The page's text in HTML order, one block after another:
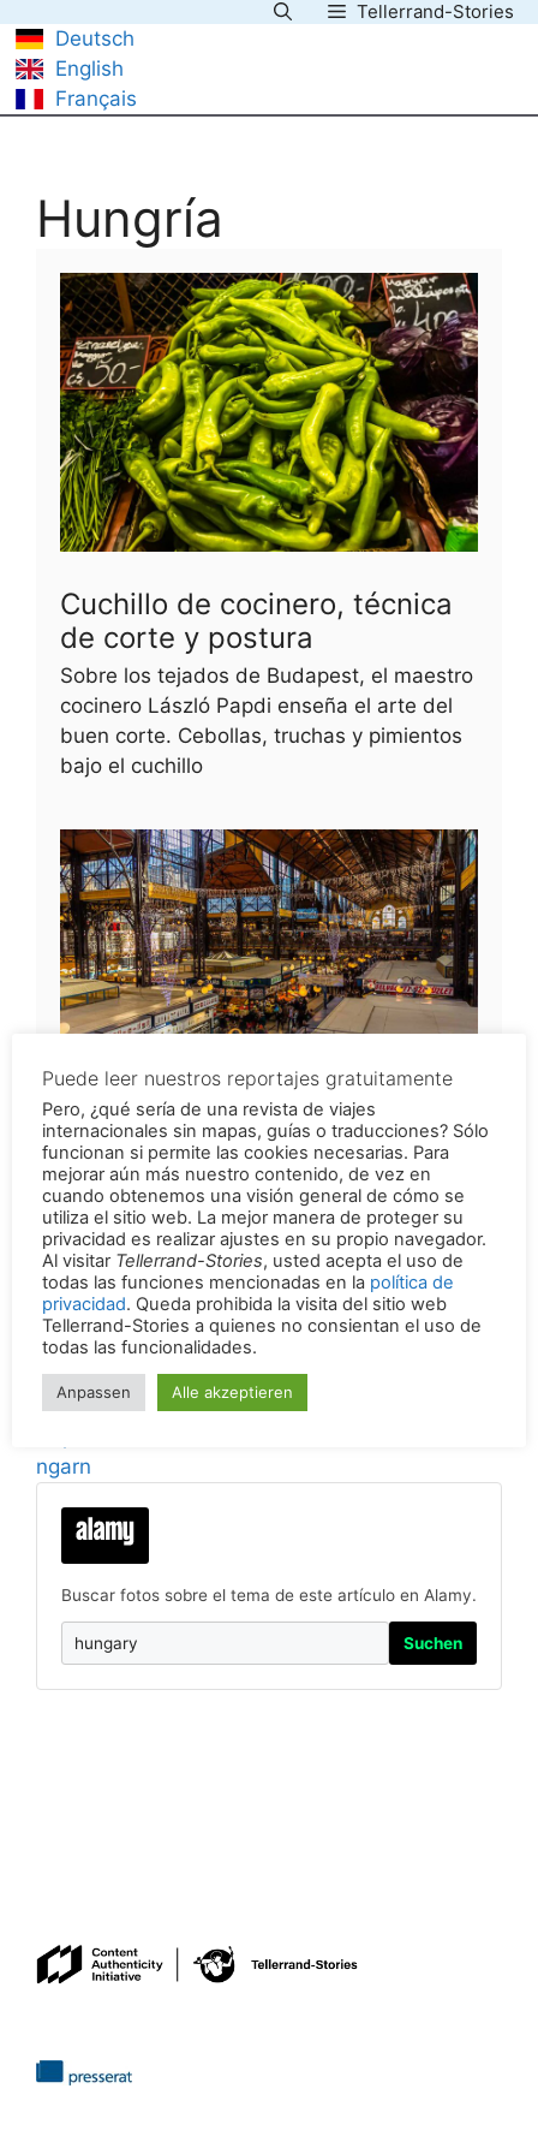
contenido
Tellerrand-Stories
Deutsch
English
Français
Hungría
Cuchillo de cocinero, técnica
de corte y postura
Sobre los tejados de Budapest, el maestro
cocinero László Papdi enseña el arte del
buen corte. Cebollas, truchas y pimientos
bajo el cuchillo
¡Halle-luja! Mercados de
tendencias alimentarias
En toda Europa, los mercados se están
convirtiendo en puntos de encuentro para
excursiones culinarias. Platos recién
preparados con productos regionales
atraen a los visitantes.
Permalink de la versión original en alemán:
ngarn
Buscar fotos sobre el tema de este artículo en Alamy.
Suchen
Puede leer nuestros reportajes gratuitamente
Pero, ¿qué sería de una revista de viajes
internacionales sin mapas, guías o traducciones? Sólo
funcionan si permite las cookies necesarias. Para
mejorar aún más nuestro contenido, de vez en
cuando obtenemos una visión general de cómo se
utiliza el sitio web. La mejor manera de proteger su
privacidad es realizar ajustes en su propio navegador.
Al visitar Tellerrand-Stories, usted acepta el uso de
todas las funciones mencionadas en la política de
privacidad. Queda prohibida la visita del sitio web
Tellerrand-Stories a quienes no consientan el uso de
todas las funcionalidades.
Anpassen Alle akzeptieren